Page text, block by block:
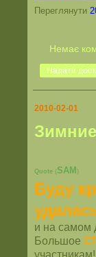
Переглянути
Немає
Надати
2010-02-01
Quote (SAM )
Буду
и на самом
Большое